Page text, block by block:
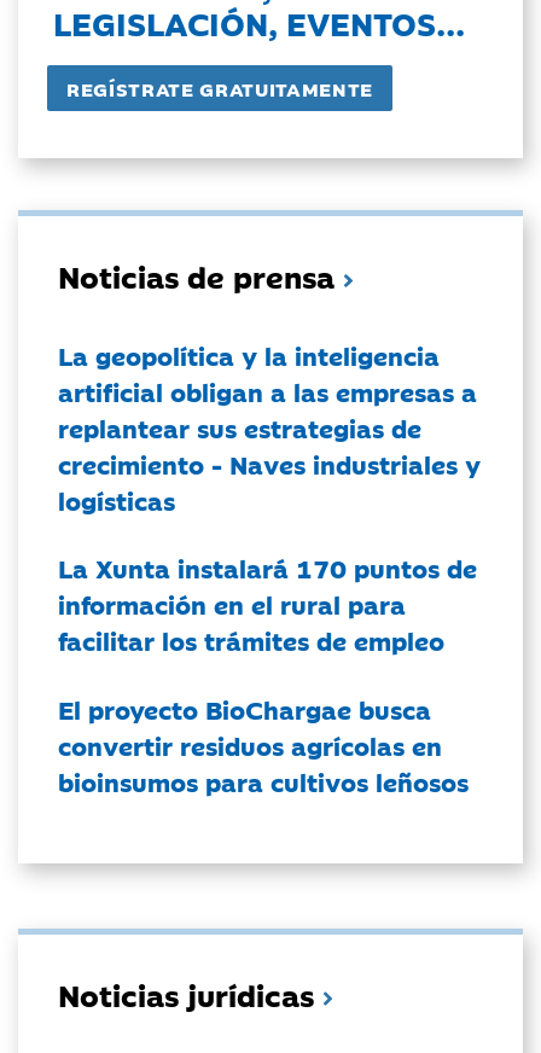
LEGISLACIÓN, EVENTOS...
Noticias de prensa
La geopolítica y la inteligencia
artificial obligan a las empresas a
replantear sus estrategias de
crecimiento - Naves industriales y
logísticas
La Xunta instalará 170 puntos de
información en el rural para
facilitar los trámites de empleo
El proyecto BioChargae busca
convertir residuos agrícolas en
bioinsumos para cultivos leñosos
Noticias jurídicas